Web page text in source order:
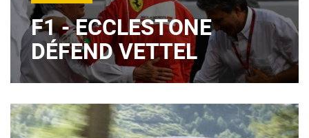
F1 - ECCLESTONE
DÉFEND VETTEL